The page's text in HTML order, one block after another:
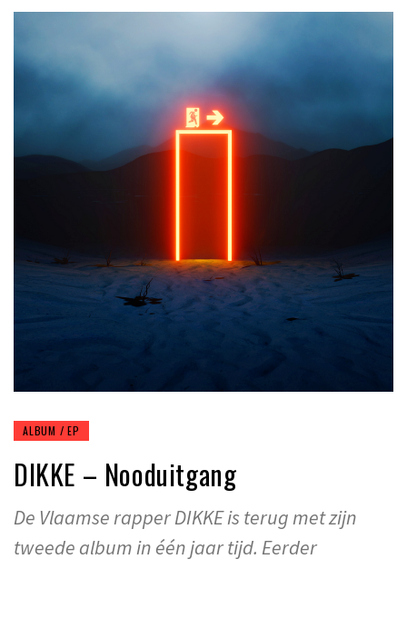
ALBUM / EP
DIKKE – Nooduitgang
De Vlaamse rapper DIKKE is terug met zijn
tweede album in één jaar tijd. Eerder